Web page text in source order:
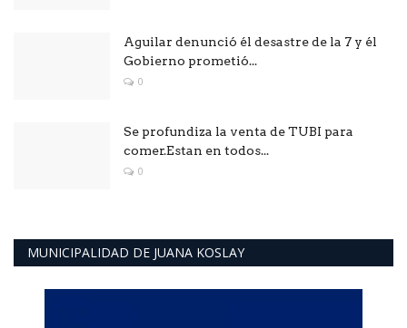
Aguilar denunció él desastre de la 7 y él
Gobierno prometió...
0
Se profundiza la venta de TUBI para
comer.Estan en todos...
0
MUNICIPALIDAD DE JUANA KOSLAY